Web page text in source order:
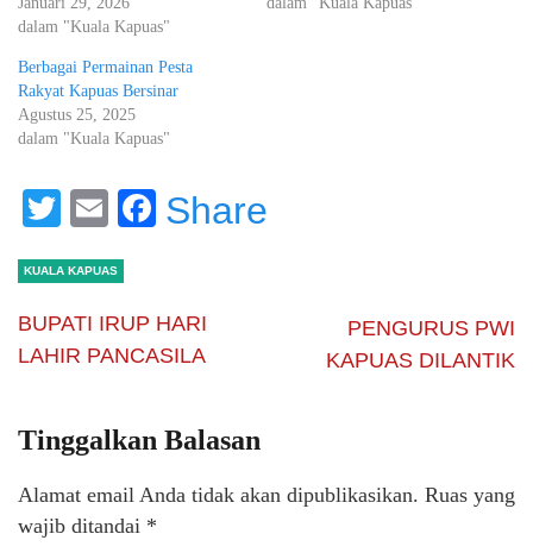
dalam "Kuala Kapuas"
Berbagai Permainan Pesta
Rakyat Kapuas Bersinar
Agustus 25, 2025
dalam "Kuala Kapuas"
Twitter
EmailFacebook
Share
KUALA KAPUAS
BUPATI IRUP HARI
LAHIR PANCASILA
PENGURUS PWI
KAPUAS DILANTIK
Tinggalkan Balasan
Alamat email Anda tidak akan dipublikasikan. Ruas yang
wajib ditandai *